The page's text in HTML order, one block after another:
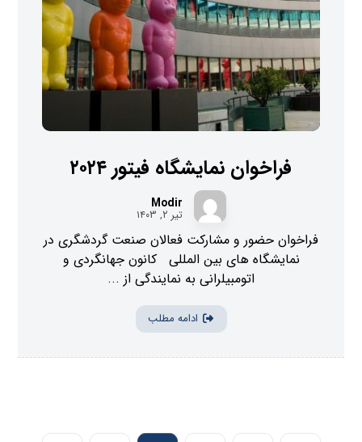
فراخوان نمایشگاه فیتور ۲۰۲۴
Modir
تیر ۲, ۱۴۰۳
فراخوان حضور و مشارکت فعالان صنعت گردشگری در
نمایشگاه های بین المللی کانون جهانگردی و
اتومبیلرانی به نمایندگی از ...
ادامه مطلب